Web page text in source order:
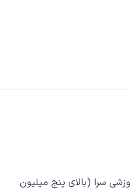
سرا (بالای پنج میلیون